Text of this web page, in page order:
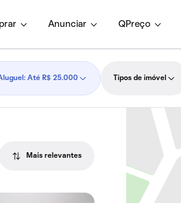
Anunciar QPreço
Até R$ 25.000 Tipos de imóvel
Mais relevantes